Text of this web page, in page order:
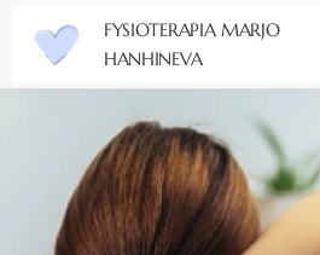
FYSIOTERAPIA MARJO
HANHINEVA